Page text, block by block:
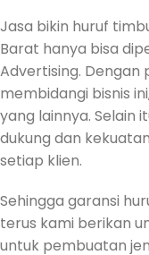
Jasa bikin huruf
Barat hanya bisa
Advertising. Dengan
membidangi bisnis
yang lainnya. Selain
dukung dan
setiap klien.
Sehingga garansi
terus kami berikan
untuk pembuatan